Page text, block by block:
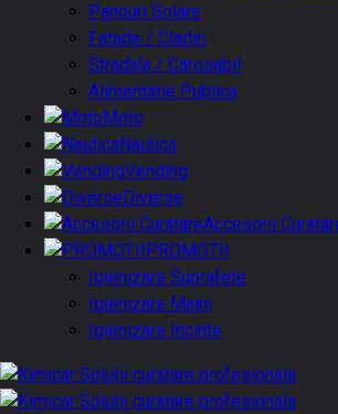
Panouri Solare
Fatade / Cladiri
Stradala / Carosabil
Alimentatie Publica
Moto
Nautica
Vending
Diverse
Accesorii
PROMOTII
Igienizare Suprafete
Igienizare Maini
Igienizare Incinte